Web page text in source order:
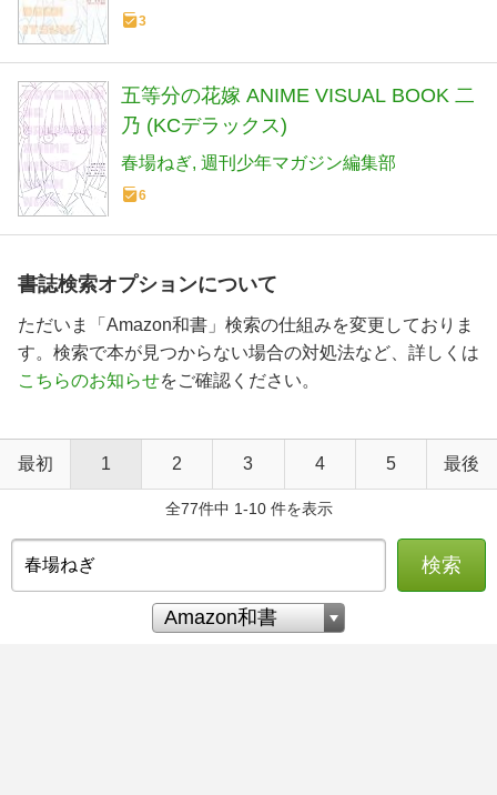
3
五等分の花嫁 ANIME VISUAL BOOK 二
乃 (KCデラックス)
春場ねぎ 週刊少年マガジン編集部
6
書誌検索オプションについて
ただいま「Amazon和書」検索の仕組みを変更しておりま
す。検索で本が見つからない場合の対処法など、詳しくは
こちらのお知らせをご確認ください。
最初 1 2 3 4 5 最後
全77件中 1-10 件を表示
検索